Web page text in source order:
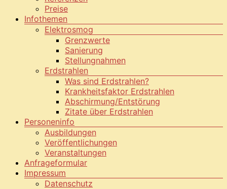
Preise
Infothemen
Elektrosmog
Grenzwerte
Sanierung
Stellungnahmen
Erdstrahlen
Was sind Erdstrahlen?
Krankheitsfaktor Erdstrahlen
Abschirmung/Entstörung
Zitate über Erdstrahlen
Personeninfo
Ausbildungen
Veröffentlichungen
Veranstaltungen
Anfrageformular
Impressum
Datenschutz